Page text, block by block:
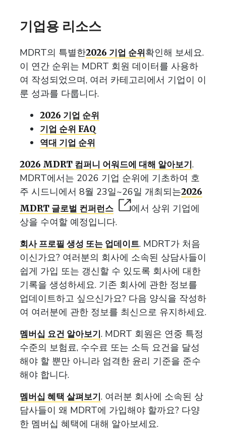
기업용 리소스
MDRT의 특별한2026 기업 순위확인해 보세요.
이 연간 순위는 MDRT 회원 데이터를 사용하
여 작성되었으며, 여러 카테고리에서 기업이 이
룬 성과를 다룹니다.
2026 기업 순위
기업 순위 FAQ
역대 기업 순위
2026 MDRT 컴퍼니 어워드에 대해 알아보기.
MDRT에서는 2026 기업 순위에 기초하여 호
주 시드니에서 8월 23일~26일 개최되는2026
MDRT 글로벌 컨퍼런스
에서 상위 기업에
상을 수여할 예정입니다.
회사 프로필 생성 또는 업데이트. MDRT가 처음
이신가요? 여러분의 회사에 소속된 상담사들이
쉽게 가입 또는 갱신할 수 있도록 회사에 대한
기록을 생성하세요. 기존 회사에 관한 정보를
업데이트하고 싶으신가요? 다음 양식을 작성하
여 여러분에 관한 정보를 최신으로 유지하세요.
멤버십 요건 알아보기. MDRT 회원은 연중 특정
수준의 보험료, 수수료 또는 소득 요건을 달성
해야 할 뿐만 아니라 엄격한 윤리 기준을 준수
해야 합니다.
멤버십 혜택 살펴보기. 여러분 회사에 소속된 상
담사들이 왜 MDRT에 가입해야 할까요? 다양
한 멤버십 혜택에 대해 알아보세요.